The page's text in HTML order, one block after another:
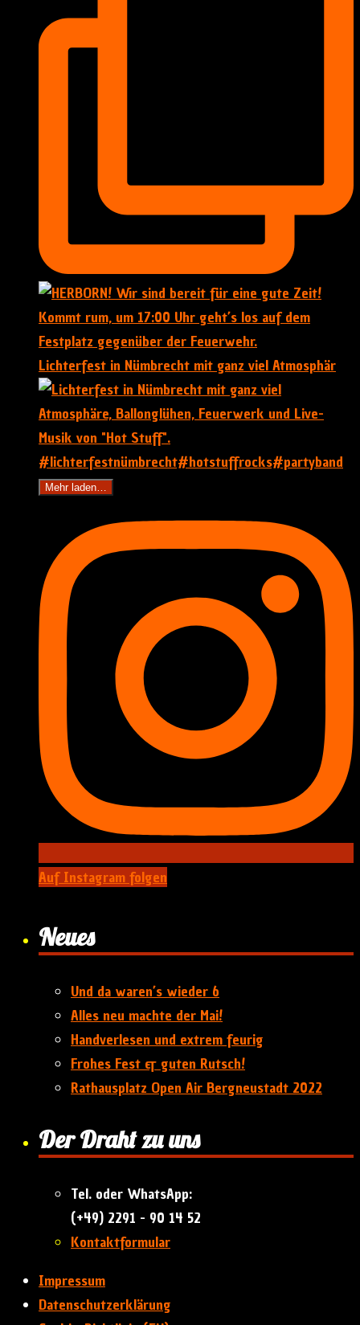
Lichterfest in Nümbrecht mit ganz viel Atmosphär
Mehr laden…
Auf Instagram folgen
Neues
Und da waren’s wieder 6
Alles neu machte der Mai!
Handverlesen und extrem feurig
Frohes Fest & guten Rutsch!
Rathausplatz Open Air Bergneustadt 2022
Der Draht zu uns
Tel. oder WhatsApp:
(+49) 2291 - 90 14 52
Kontaktformular
Impressum
Datenschutzerklärung